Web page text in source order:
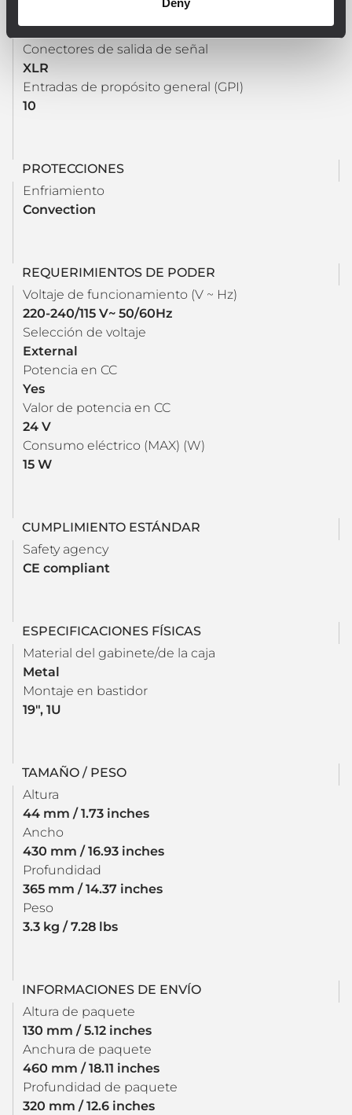
Número de salida de señal
2
Conectores de salida de señal
XLR
Entradas de propósito general (GPI)
10
PROTECCIONES
Enfriamiento
Convection
REQUERIMIENTOS DE PODER
Voltaje de funcionamiento (V ~ Hz)
220-240/115 V~ 50/60Hz
Selección de voltaje
External
Potencia en CC
Yes
Valor de potencia en CC
24 V
Consumo eléctrico (MAX) (W)
15 W
CUMPLIMIENTO ESTÁNDAR
Safety agency
CE compliant
ESPECIFICACIONES FÍSICAS
Material del gabinete/de la caja
Metal
Montaje en bastidor
19", 1U
TAMAÑO / PESO
Altura
44 mm / 1.73 inches
Ancho
430 mm / 16.93 inches
Profundidad
365 mm / 14.37 inches
Peso
3.3 kg / 7.28 lbs
INFORMACIONES DE ENVÍO
Altura de paquete
130 mm / 5.12 inches
Anchura de paquete
460 mm / 18.11 inches
Profundidad de paquete
320 mm / 12.6 inches